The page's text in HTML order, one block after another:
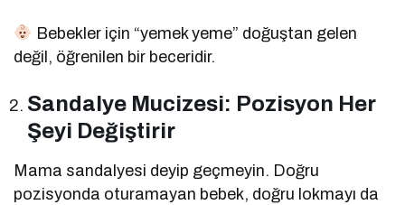
Bebekler için “yemek yeme” doğuştan gelen
değil, öğrenilen bir beceridir.
Sandalye Mucizesi: Pozisyon Her
Şeyi Değiştirir
Mama sandalyesi deyip geçmeyin. Doğru
pozisyonda oturamayan bebek, doğru lokmayı da